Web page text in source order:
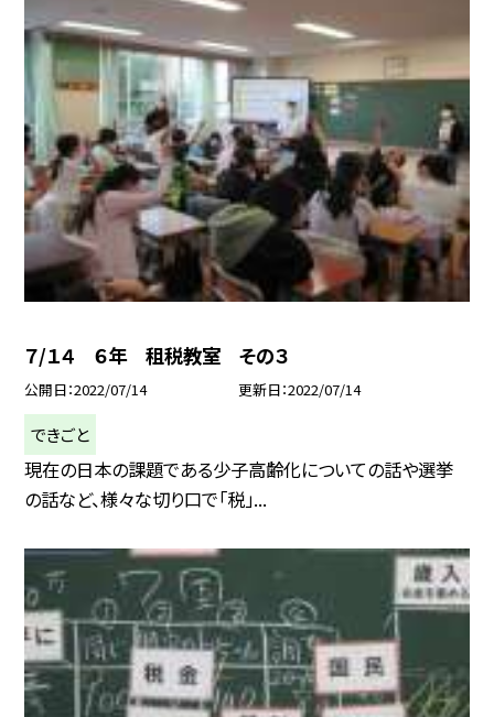
７/１４ ６年 租税教室 その３
公開日 2022/07/14 更新日 2022/07/14
できごと
現在の日本の課題である少子高齢化についての話や選挙
の話など、様々な切り口で「税」...